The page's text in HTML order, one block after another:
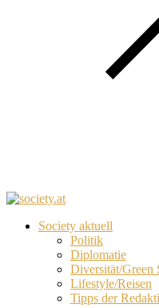
Society aktuell
Politik
Diplomatie
Diversität/Green
Lifestyle/Reisen
Tipps der